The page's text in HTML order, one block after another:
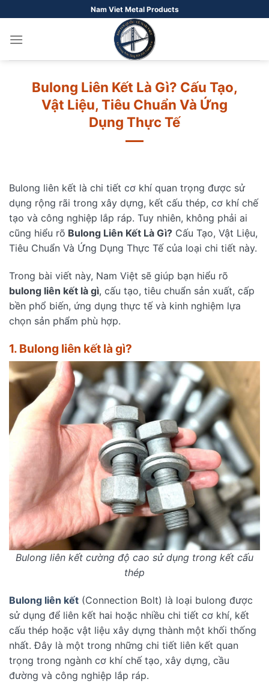
qua
nội
Nam Viet Metal Products
Bulong Liên Kết Là Gì? Cấu Tạo,
Vật Liệu, Tiêu Chuẩn Và Ứng
Dụng Thực Tế
Bulong liên kết là chi tiết cơ khí quan trọng được sử
dụng rộng rãi trong xây dựng, kết cấu thép, cơ khí chế
tạo và công nghiệp lắp ráp. Tuy nhiên, không phải ai
cũng hiểu rõ Bulong Liên Kết Là Gì? Cấu Tạo, Vật Liệu,
Tiêu Chuẩn Và Ứng Dụng Thực Tế của loại chi tiết này.
Trong bài viết này, Nam Việt sẽ giúp bạn hiểu rõ
bulong liên kết là gì, cấu tạo, tiêu chuẩn sản xuất, cấp
bền phổ biến, ứng dụng thực tế và kinh nghiệm lựa
chọn sản phẩm phù hợp.
1. Bulong liên kết là gì?
Bulong liên kết cường độ cao sử dụng trong kết cấu
thép
Bulong liên kết (Connection Bolt) là loại bulong được
sử dụng để liên kết hai hoặc nhiều chi tiết cơ khí, kết
cấu thép hoặc vật liệu xây dựng thành một khối thống
nhất. Đây là một trong những chi tiết liên kết quan
trọng trong ngành cơ khí chế tạo, xây dựng, cầu
đường và công nghiệp lắp ráp.